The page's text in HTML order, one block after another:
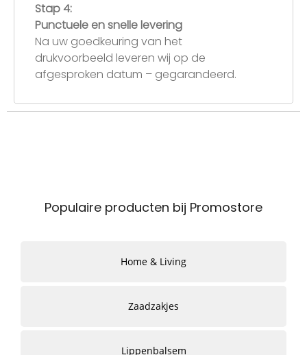
Stap 4:
Punctuele en snelle levering
Na uw goedkeuring van het
drukvoorbeeld leveren wij op de
afgesproken datum – gegarandeerd.
Populaire producten bij Promostore
Home & Living
Zaadzakjes
Lippenbalsem